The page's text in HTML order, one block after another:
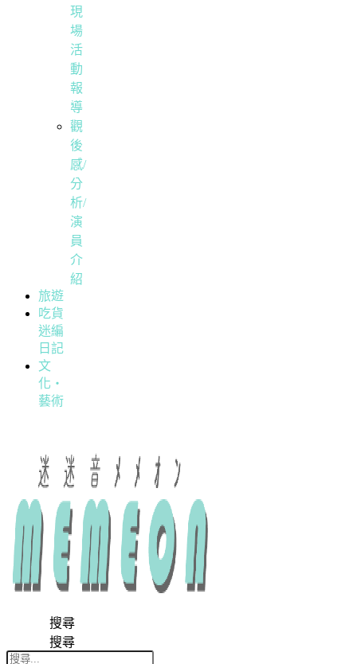
現
場
活
動
報
導
觀
後
感/
分
析/
演
員
介
紹
旅遊
吃貨
迷編
日記
文
化・
藝術
搜尋
搜尋